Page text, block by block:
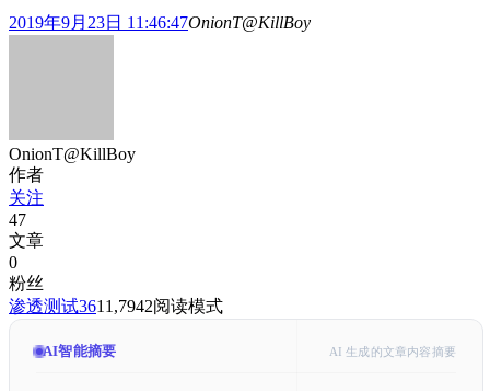
2019年9月23日 11:46:47OnionT@KillBoy
OnionT@KillBoy
作者
关注
47
文章
0
粉丝
渗透测试3611,7942阅读模式
AI智能摘要 AI 生成的文章内容摘要